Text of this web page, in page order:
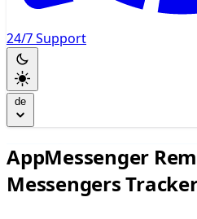
24/7 Support
de
AppMessenger
Messengers